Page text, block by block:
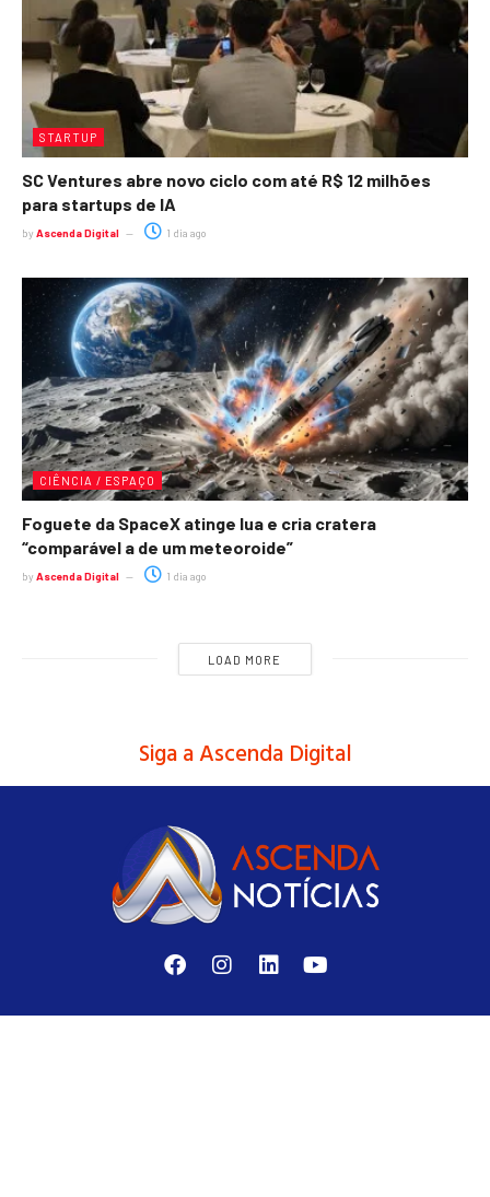
STARTUP
SC Ventures abre novo ciclo com até R$ 12 milhões
para startups de IA
by Ascenda Digital 1 dia ago
CIÊNCIA / ESPAÇO
Foguete da SpaceX atinge lua e cria cratera
“comparável a de um meteoroide”
by Ascenda Digital 1 dia ago
LOAD MORE
Siga a Ascenda Digital